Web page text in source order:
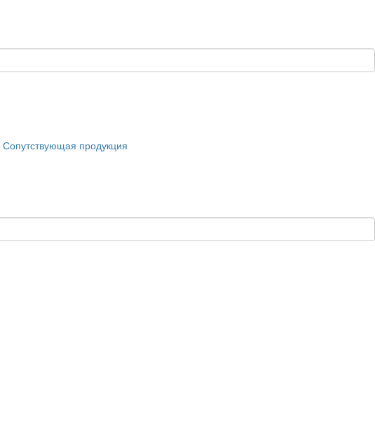
Сопутствующая продукция